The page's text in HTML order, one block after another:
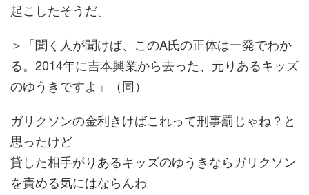
起こしたそうだ。
＞「聞く人が聞けば、このA氏の正体は一発でわか
る。2014年に吉本興業から去った、元りあるキッズ
のゆうきですよ」（同）
ガリクソンの金利きけばこれって刑事罰じゃね？と
思ったけど
貸した相手がりあるキッズのゆうきならガリクソン
を責める気にはならんわ